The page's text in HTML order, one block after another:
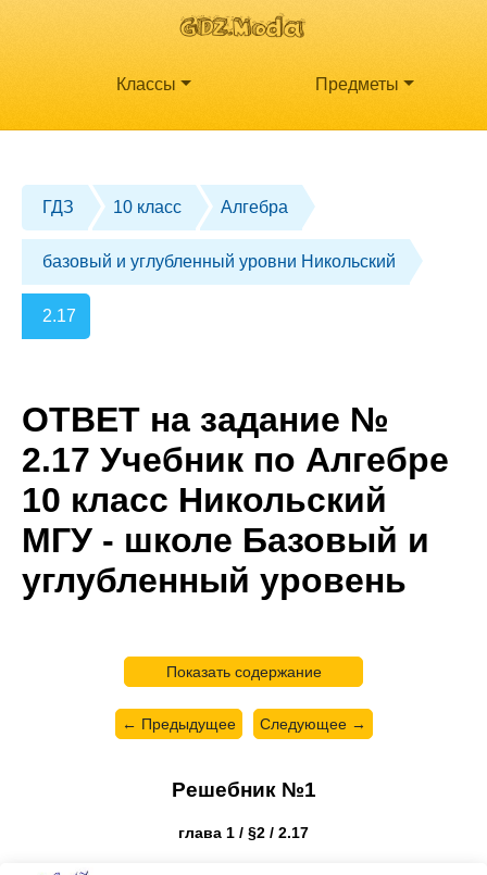
Классы Предметы
ГДЗ 10 класс Алгебра
базовый и углубленный уровни Никольский
2.17
ОТВЕТ на задание №
2.17 Учебник по Алгебре
10 класс Никольский
МГУ - школе Базовый и
углубленный уровень
Показать содержание
← Предыдущее Следующее →
Решебник №1
глава 1 / §2 / 2.17